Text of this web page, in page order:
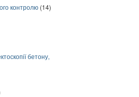
контролю (14)
бетону,